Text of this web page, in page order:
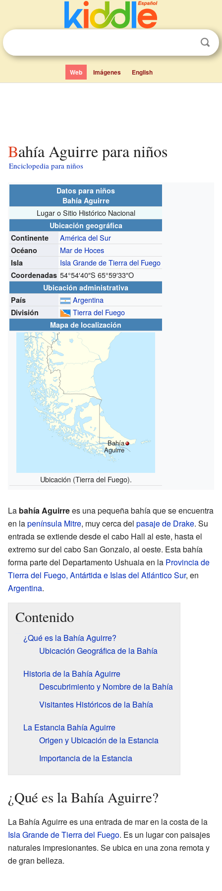
Web Imágenes English
Bahía Aguirre para niños
Enciclopedia para niños
Datos para niños
Bahía Aguirre
Lugar o Sitio Histórico Nacional
Ubicación geográfica
Continente
América del Sur
Océano Mar de Hoces
Isla Isla Grande de Tierra del Fuego
Coordenadas 54°54′40″S 65°59′33″O
Ubicación administrativa
País
Argentina
División Tierra del Fuego
Mapa de localización
Bahía
Aguirre
Ubicación (Tierra del Fuego).
La bahía Aguirrees una pequeña bahía que se encuentra
en lapenínsula Mitre, muy cerca del pasaje de Drake. Su
entrada se extiende desde el cabo Hall al este, hasta el
extremo sur del cabo San Gonzalo, al oeste. Esta bahía
forma parte del Departamento Ushuaia en la Provincia de
Tierra del Fuego, Antártida e Islas del Atlántico Sur, en
Argentina.
Contenido
¿Qué es la Bahía Aguirre?
Ubicación Geográfica de la Bahía
Historia de la Bahía Aguirre
Descubrimiento y Nombre de la Bahía
Visitantes Históricos de la Bahía
La Estancia Bahía Aguirre
Origen y Ubicación de la Estancia
Importancia de la Estancia
¿Qué es la Bahía Aguirre?
La Bahía Aguirre es una entrada de mar en la costa de la
Isla Grande de Tierra del Fuego. Es un lugar con paisajes
naturales impresionantes. Se ubica en una zona remota y
de gran belleza.